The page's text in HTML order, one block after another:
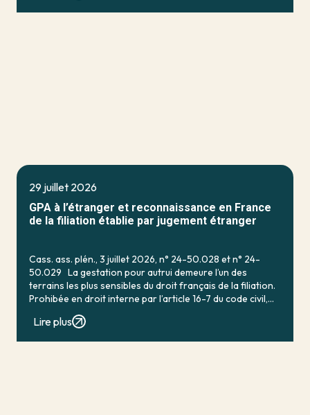
29 juillet 2026
GPA à l’étranger et reconnaissance en France
de la filiation établie par jugement étranger
Cass. ass. plén., 3 juillet 2026, n° 24-50.028 et n° 24-
50.029 La gestation pour autrui demeure l’un des
terrains les plus sensibles du droit français de la filiation.
Prohibée en droit interne par l’article 16-7 du code civil,
Lire plus